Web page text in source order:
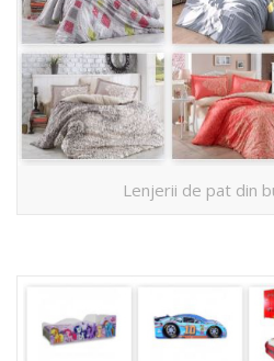
Lenjerii de pat din